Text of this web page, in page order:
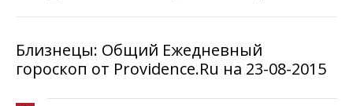
Близнецы: Общий Ежедневный
гороскоп от Providence.Ru на 23-08-2015